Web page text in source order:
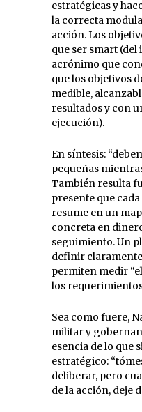
estratégicas y
la correcta
acción. Los
que ser smart
acrónimo que
que los objetivos
medible,
resultados y con
ejecución).
En síntesis:
pequeñas
También resulta
presente que
resume en un
concreta en
seguimiento. Un
definir
permiten medir
los
Sea como fuere,
militar y
esencia de lo que
estratégico:
deliberar, pero
de la acción, deje